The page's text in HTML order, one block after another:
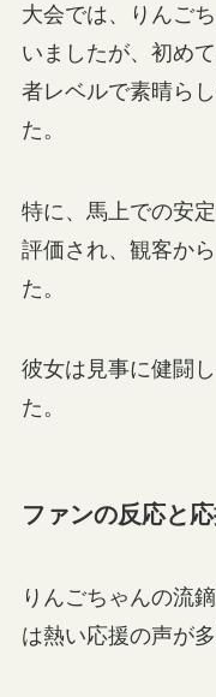
大会では、りんご
いましたが、初め
者レベルで素晴ら
た。
特に、馬上での安
評価され、観客か
た。
彼女は見事に健闘
た。
ファンの反応と
りんごちゃんの流
は熱い応援の声が